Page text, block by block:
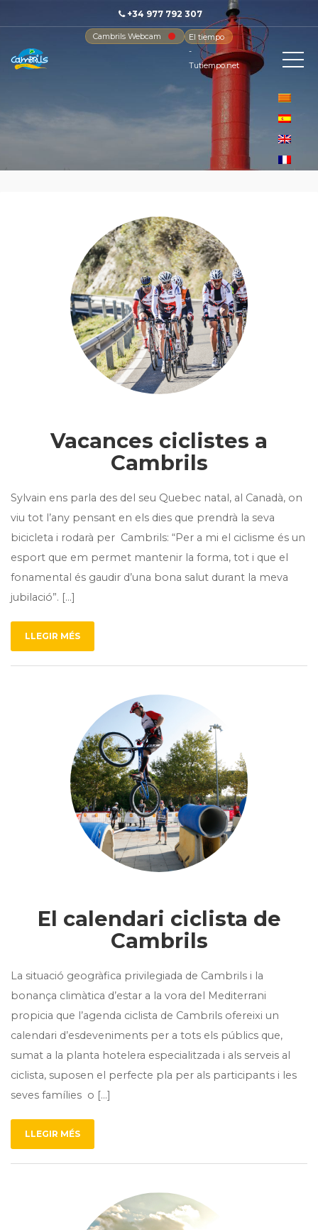
+34 977 792 307
Cambrils Webcam
El tiempo
-
Tutiempo.net
Vacances ciclistes a
Cambrils
Sylvain ens parla des del seu Quebec natal, al Canadà, on
viu tot l’any pensant en els dies que prendrà la seva
bicicleta i rodarà per Cambrils: “Per a mi el ciclisme és un
esport que em permet mantenir la forma, tot i que el
fonamental és gaudir d’una bona salut durant la meva
jubilació”. […]
LLEGIR MÉS
El calendari ciclista de
Cambrils
La situació geogràfica privilegiada de Cambrils i la
bonança climàtica d’estar a la vora del Mediterrani
propicia que l’agenda ciclista de Cambrils ofereixi un
calendari d’esdeveniments per a tots els públics que,
sumat a la planta hotelera especialitzada i als serveis al
ciclista, suposen el perfecte pla per als participants i les
seves famílies o […]
LLEGIR MÉS